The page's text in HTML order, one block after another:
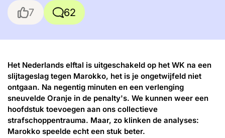
Like Reacties
Het Nederlands elftal is uitgeschakeld op het WK na een
slijtageslag tegen Marokko, het is je ongetwijfeld niet
ontgaan. Na negentig minuten en een verlenging
sneuvelde Oranje in de penalty's. We kunnen weer een
hoofdstuk toevoegen aan ons collectieve
strafschoppentrauma. Maar, zo klinken de analyses:
Marokko speelde echt een stuk beter.